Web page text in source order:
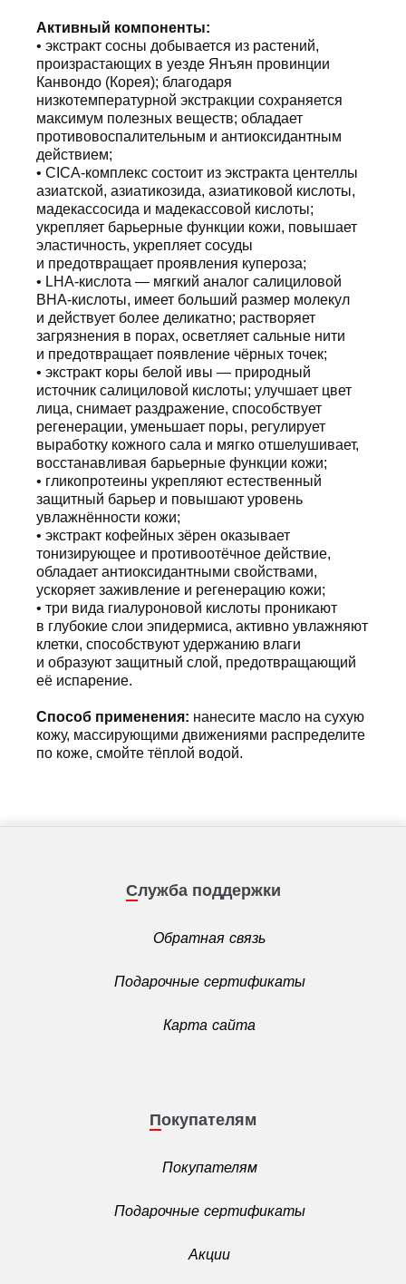
Активный компоненты:
• экстракт сосны добывается из растений,
произрастающих в уезде Янъян провинции
Канвондо (Корея); благодаря
низкотемпературной экстракции сохраняется
максимум полезных веществ; обладает
противовоспалительным и антиоксидантным
действием;
• CICA-комплекс состоит из экстракта центеллы
азиатской, азиатикозида, азиатиковой кислоты,
мадекассосида и мадекассовой кислоты;
укрепляет барьерные функции кожи, повышает
эластичность, укрепляет сосуды
и предотвращает проявления купероза;
• LHA-кислота — мягкий аналог салициловой
BHA-кислоты, имеет больший размер молекул
и действует более деликатно; растворяет
загрязнения в порах, осветляет сальные нити
и предотвращает появление чёрных точек;
• экстракт коры белой ивы — природный
источник салициловой кислоты; улучшает цвет
лица, снимает раздражение, способствует
регенерации, уменьшает поры, регулирует
выработку кожного сала и мягко отшелушивает,
восстанавливая барьерные функции кожи;
• гликопротеины укрепляют естественный
защитный барьер и повышают уровень
увлажнённости кожи;
• экстракт кофейных зёрен оказывает
тонизирующее и противоотёчное действие,
обладает антиоксидантными свойствами,
ускоряет заживление и регенерацию кожи;
• три вида гиалуроновой кислоты проникают
в глубокие слои эпидермиса, активно увлажняют
клетки, способствуют удержанию влаги
и образуют защитный слой, предотвращающий
её испарение.
Способ применения: нанесите масло на сухую
кожу, массирующими движениями распределите
по коже, смойте тёплой водой.
Служба поддержки
Обратная связь
Подарочные сертификаты
Карта сайта
Покупателям
Покупателям
Подарочные сертификаты
Акции